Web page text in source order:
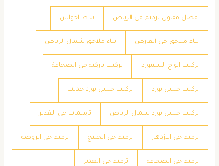
افضل مقاول ترميم في الرياض بلاط احواش
بناء ملاحق حي العارض بناء ملاحق شمال الرياض
تركيب الواح الشيبورد تركيب باركيه حي الصحافة
تركيب جبس بورد تركيب جبس بورد حديث
تركيب جبس بورد شمال الرياض ترميمات حي الغدير
ترميم حي الازدهار ترميم حي الخليج ترميم حي الروضه
ترميم حي الصحافه ترميم حي الغدير